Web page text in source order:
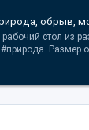
обрыв,
стол из
Размер